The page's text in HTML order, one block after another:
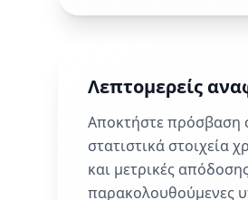
Λεπτομερείς
Αποκτήστε πρόσβαση
στατιστικά στοιχεία
και μετρικές
παρακολουθούμενες